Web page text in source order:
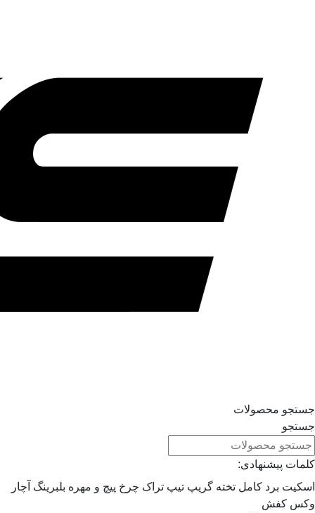
جستجو محصولات
جستجو
کلمات پیشنهادی:
اسکیت برد کامل تخته گریپ تیپ تراک چرخ پیچ و مهره بلبرینگ آچار
وکس کفش